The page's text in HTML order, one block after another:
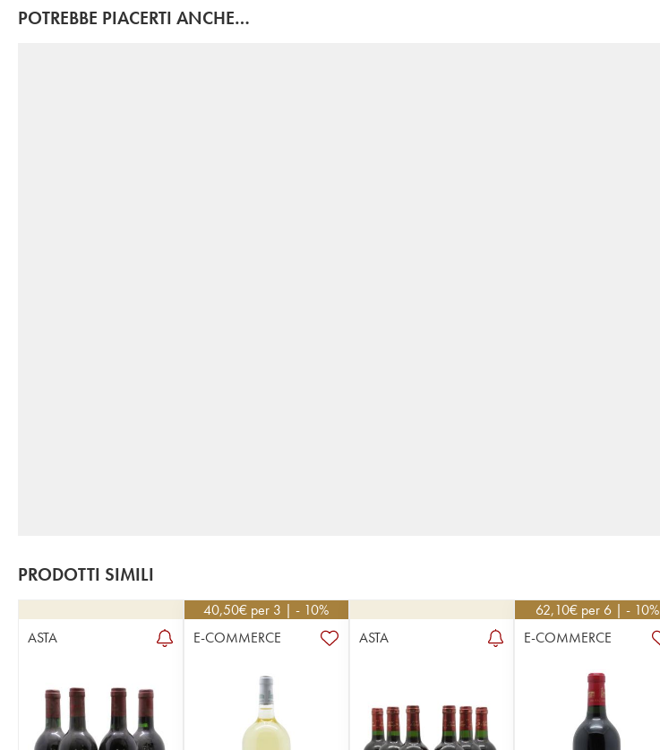
POTREBBE PIACERTI ANCHE…
PRODOTTI SIMILI
ASTA
40,50€ per 3 | - 10%
E-COMMERCE
ASTA
62,10€ per 6 | - 10%
E-COMMERCE